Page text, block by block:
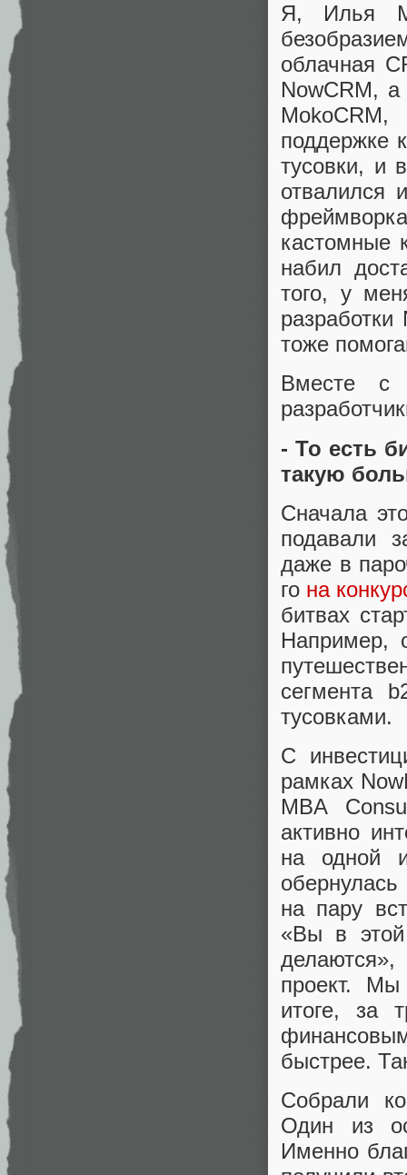
Я, Илья
облачная
NowCRM,
поддержке
тусовки, и
отвалился
кастомные
набил
того, у
тоже
Вместе с
- То есть
такую
Сначала
подавали
даже в
го на
битвах
Например,
сегмента
тусовками.
С
рамках
MBA
активно
на одной
на пару
«Вы в
проект.
итоге, за
быстрее.
Собрали
Один из
Именно